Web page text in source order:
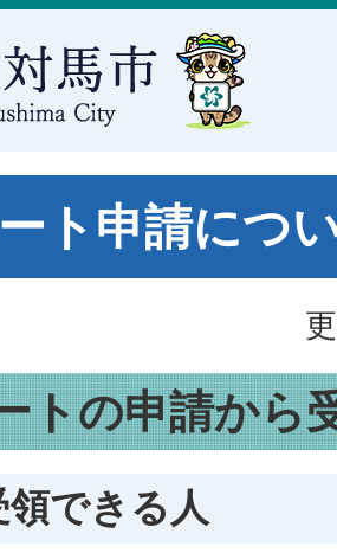
ト申請につ
トの申請から
領できる人